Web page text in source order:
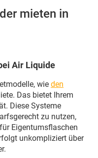
mieten in
Air Liquide
wie den
Das bietet Ihrem
Diese Systeme
zu nutzen,
Eigentumsflaschen
unkompliziert über